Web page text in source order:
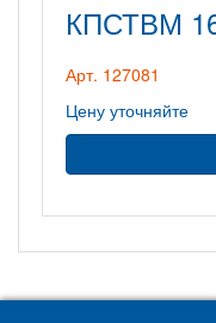
КПСТВМ
Арт. 127081
Цену уточняйте